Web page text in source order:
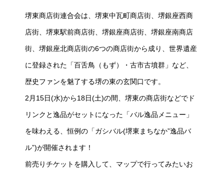
堺東商店街連合会は、堺東中瓦町商店街、堺銀座西商
店街、堺東駅前商店街、堺銀座商店街、堺銀座南商店
街、堺銀座北商店街の6つの商店街から成り、世界遺産
に登録された「百舌鳥（もず）・古市古墳群」など、
歴史ファンを魅了する堺の東の玄関口です。
2月15日(水)から18日(土)の間、堺東の商店街などでド
リンクと逸品がセットになった「バル逸品メニュー」
を味わえる、恒例の「ガシバル(堺東まちなか”逸品バ
ル”)が開催されます！
前売りチケットを購入して、マップで行ってみたいお